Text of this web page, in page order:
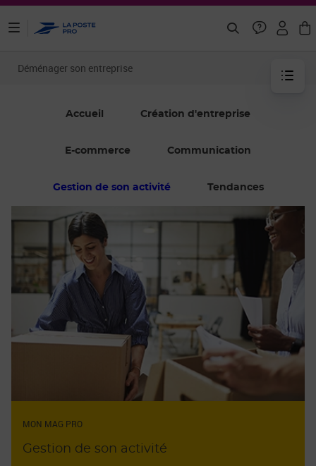
Déménager son entreprise
Accueil Création d'entreprise
E-commerce Communication
Gestion de son activité Tendances
MON MAG PRO
Gestion de son activité